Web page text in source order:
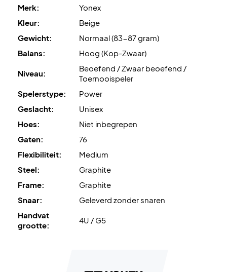
Expertadvies: Yonex BG80 op 10,5 kg.
Merk:
Yonex
Kleur:
Beige
Gewicht:
Normaal (83-87 gram)
Balans:
Hoog (Kop-Zwaar)
Niveau:
Beoefend / Zwaar beoefend /
Toernooispeler
Spelerstype:
Power
Geslacht:
Unisex
Hoes:
Niet inbegrepen
Gaten:
76
Flexibiliteit:
Medium
Steel:
Graphite
Frame:
Graphite
Snaar:
Geleverd zonder snaren
Handvat
grootte:
4U / G5